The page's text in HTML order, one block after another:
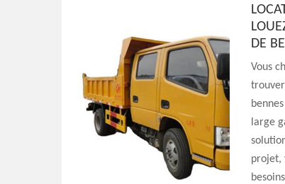
DE
Vous
large
projet,